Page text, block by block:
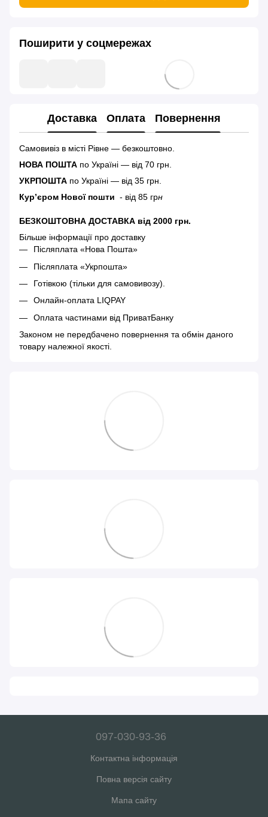
Поширити у соцмережах
Доставка Оплата Повернення
Самовивіз в місті Рівне — безкоштовно.
НОВА ПОШТА по Україні — від 70 грн.
УКРПОШТА по Україні — від 35 грн.
Кур’єром Нової пошти - від 85 грн
БЕЗКОШТОВНА ДОСТАВКА від 2000 грн.
Більше інформації про доставку
Післяплата «Нова Пошта»
Післяплата «Укрпошта»
Готівкою (тільки для самовивозу).
Онлайн-оплата LIQPAY
Оплата частинами від ПриватБанку
Законом не передбачено повернення та обмін даного
товару належної якості.
097-030-93-36
Контактна інформація
Повна версія сайту
Мапа сайту